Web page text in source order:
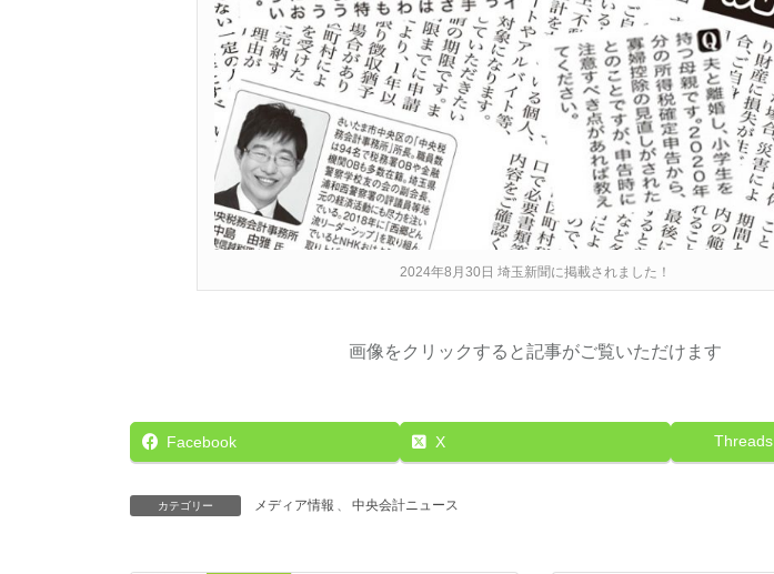
2024年8月30日 埼玉新聞に掲載されました！
画像をクリックすると記事がご覧いただけます
Facebook X Threads
カテゴリー メディア情報 、 中央会計ニュース